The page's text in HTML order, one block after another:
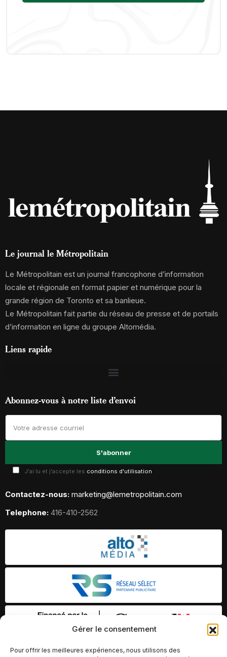
Gérer le consentement
Pour offrir les meilleures expériences, nous utilisons des
Le journal le Métropolitain
Le Métropolitain est un journal francophone d’information
locale et régionale en format papier et numérique pour la
grande région de Toronto et sa banlieue.
Le Métropolitain fait partie du réseau de presse et de portails
d’information en ligne du groupe Altomédia.
Liens rapide
Abonnez-vous à notre liste d’envoi
J'ai lu et j'accepte les conditions d'utilisation
Contactez-nous: marketing@lemetropolitain.com
Telephone: 416-410-2562